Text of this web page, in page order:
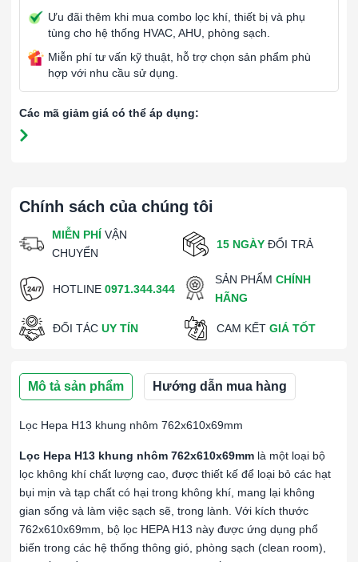
Chính sách của chúng tôi
MIỄN PHÍ VẬN
CHUYỂN
15 NGÀY ĐỔI TRẢ
HOTLINE 0971.344.344
SẢN PHẨMCHÍNH
HÃNG
ĐỐI TÁC UY TÍN CAM KẾT GIÁ TỐT
Mô tả sản phẩm Hướng dẫn mua hàng
Lọc Hepa H13 khung nhôm 762x610x69mm
Lọc Hepa H13 khung nhôm 762x610x69mm là một loại bộ
lọc không khí chất lượng cao, được thiết kế để loại bỏ các hạt
bụi mịn và tạp chất có hại trong không khí, mang lại không
gian sống và làm việc sạch sẽ, trong lành. Với kích thước
762x610x69mm, bộ lọc HEPA H13 này được ứng dụng phổ
biến trong các hệ thống thông gió, phòng sạch (clean room),
Ưu đãi thêm khi mua combo lọc khí, thiết bị và phụ
tùng cho hệ thống HVAC, AHU, phòng sạch.
Miễn phí tư vấn kỹ thuật, hỗ trợ chọn sản phẩm phù
hợp với nhu cầu sử dụng.
Các mã giảm giá có thể áp dụng: